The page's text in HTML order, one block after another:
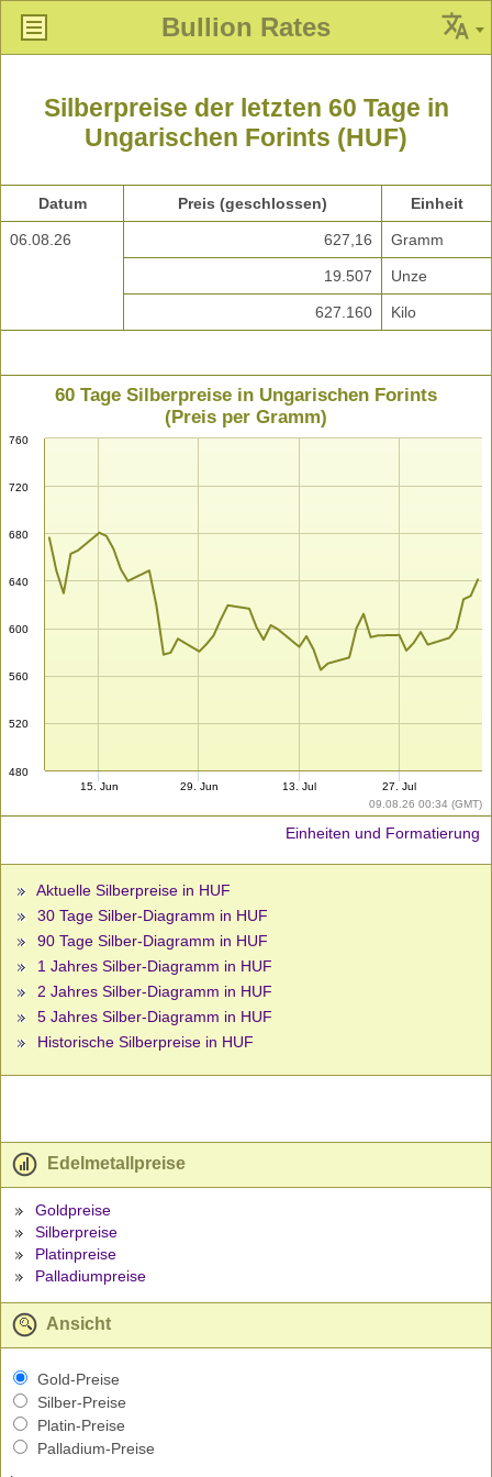
Bullion Rates
Silberpreise der letzten 60 Tage in
Ungarischen Forints (HUF)
Datum Preis (geschlossen) Einheit
06.08.26 627,16 Gramm
19.507 Unze
627.160 Kilo
09.08.26 00:34 (GMT)
60 Tage Silberpreise in Ungarischen Forints
(Preis per Gramm)
480
520
560
600
640
680
720
760
15. Jun 29. Jun 13. Jul 27. Jul
Einheiten und Formatierung
Aktuelle Silberpreise in HUF
30 Tage Silber-Diagramm in HUF
90 Tage Silber-Diagramm in HUF
1 Jahres Silber-Diagramm in HUF
2 Jahres Silber-Diagramm in HUF
5 Jahres Silber-Diagramm in HUF
Historische Silberpreise in HUF
Edelmetallpreise
Goldpreise
Silberpreise
Platinpreise
Palladiumpreise
Ansicht
Gold-Preise
Silber-Preise
Platin-Preise
Palladium-Preise